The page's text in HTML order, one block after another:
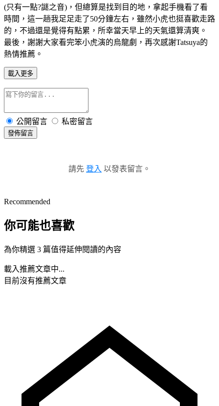
(只有一點?謎之音)，但總算是找到目的地，拿起手機看了看
時間，這一趟我足足走了50分鐘左右，雖然小虎也挺喜歡走路
的，不過還是覺得有點累，所幸當天早上的天氣還算清爽。
最後，謝謝大家看完笨小虎演的烏龍劇，再次感謝Tatsuya的
熱情推薦。
載入更多
公開留言 私密留言
發佈留言
請先 登入 以發表留言。
Recommended
你可能也喜歡
為你精選 3 篇值得延伸閱讀的內容
載入推薦文章中...
目前沒有推薦文章